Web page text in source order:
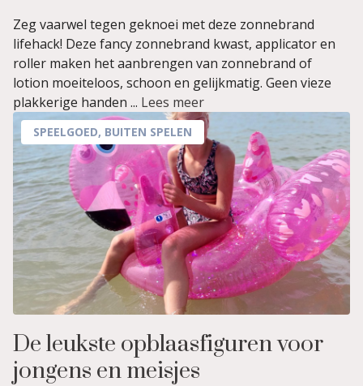
Zeg vaarwel tegen geknoei met deze zonnebrand
lifehack! Deze fancy zonnebrand kwast, applicator en
roller maken het aanbrengen van zonnebrand of
lotion moeiteloos, schoon en gelijkmatig. Geen vieze
plakkerige handen ... Lees meer
SPEELGOED, BUITEN SPELEN
De leukste opblaasfiguren voor
jongens en meisjes